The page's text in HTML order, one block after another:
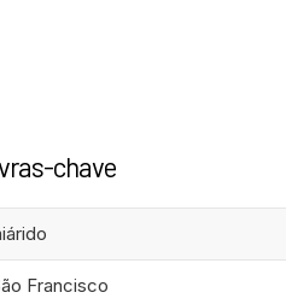
chave
Francisco